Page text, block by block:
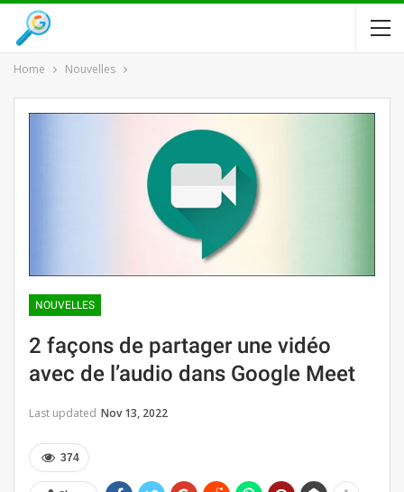
Home Nouvelles
NOUVELLES
2 façons de partager une vidéo
avec de l’audio dans Google Meet
Last updated Nov 13, 2022
374